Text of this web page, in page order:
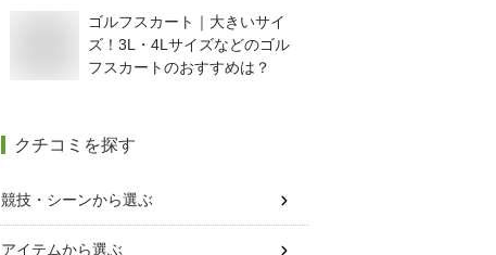
ゴルフスカート｜大きいサイ
ズ！3L・4Lサイズなどのゴル
フスカートのおすすめは？
クチコミを探す
競技・シーンから選ぶ
アイテムから選ぶ